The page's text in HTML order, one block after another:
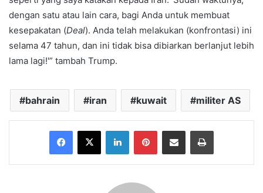
dengan satu atau lain cara, bagi Anda untuk membuat
kesepakatan (Deal). Anda telah melakukan (konfrontasi) ini
selama 47 tahun, dan ini tidak bisa dibiarkan berlanjut lebih
lama lagi!'” tambah Trump.
bahrain iran kuwait militer AS
Facebook
X LinkedInPinterestShare via Email Print